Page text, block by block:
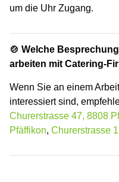
um die Uhr Zugang.
🍲 Welche
arbeiten mit Catering-
Wenn Sie an einem
interessiert sind,
Churerstrasse 47, 8808
Pfäffikon, Churerstrasse